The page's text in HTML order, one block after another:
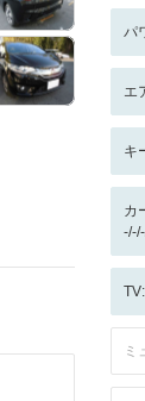
パ
エ
キ
カ
ミ